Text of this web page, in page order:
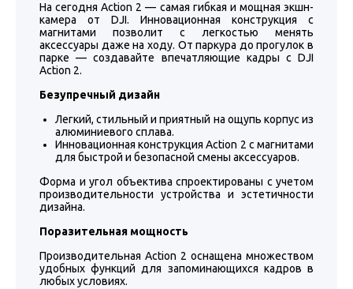
На сегодня Action 2 — самая гибкая и мощная экшн-
камера от DJI. Инновационная конструкция с
магнитами позволит с легкостью менять
аксессуары даже на ходу. От паркура до прогулок в
парке — создавайте впечатляющие кадры с DJI
Action 2.
Безупречный дизайн
Легкий, стильный и приятный на ощупь корпус из
алюминиевого сплава.
Инновационная конструкция Action 2 с магнитами
для быстрой и безопасной смены аксессуаров.
Форма и угол объектива спроектированы с учетом
производительности устройства и эстетичности
дизайна.
Поразительная мощность
Производительная Action 2 оснащена множеством
удобных функций для запоминающихся кадров в
любых условиях.